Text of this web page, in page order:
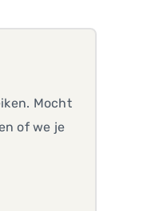
Mocht
of we je